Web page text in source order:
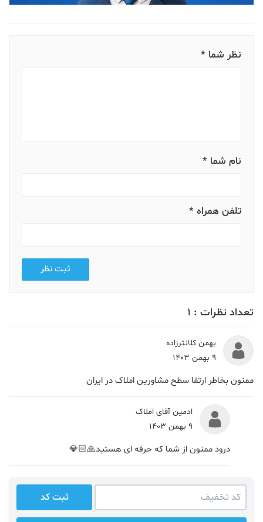
نظر شما *
نام شما *
تلفن همراه *
ثبت نظر
تعداد نظرات : 1
بهمن کلانترزاده
9 بهمن 1403
ممنون بخاطر ارتقا سطح مشاورین املاک در ایران
ادمین آقای املاک
9 بهمن 1403
درود ممنون از شما که حرفه ای هستید🙏🏻💎
ثبت کد